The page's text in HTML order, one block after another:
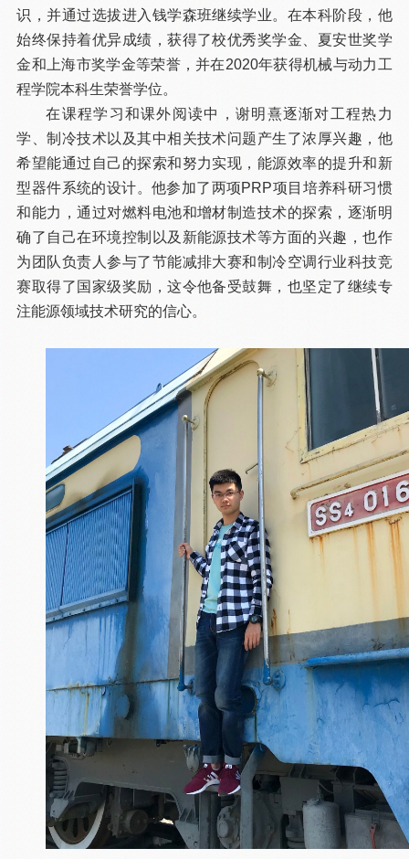
识，并通过选拔进入钱学森班继续学业。在本科阶段，他
始终保持着优异成绩，获得了校优秀奖学金、夏安世奖学
金和上海市奖学金等荣誉，并在2020年获得机械与动力工
程学院本科生荣誉学位。
在课程学习和课外阅读中，谢明熹逐渐对工程热力
学、制冷技术以及其中相关技术问题产生了浓厚兴趣，他
希望能通过自己的探索和努力实现，能源效率的提升和新
型器件系统的设计。他参加了两项PRP项目培养科研习惯
和能力，通过对燃料电池和增材制造技术的探索，逐渐明
确了自己在环境控制以及新能源技术等方面的兴趣，也作
为团队负责人参与了节能减排大赛和制冷空调行业科技竞
赛取得了国家级奖励，这令他备受鼓舞，也坚定了继续专
注能源领域技术研究的信心。